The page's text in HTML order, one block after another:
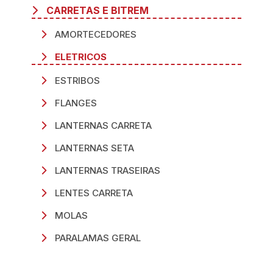
CARRETAS E BITREM
AMORTECEDORES
ELETRICOS
ESTRIBOS
FLANGES
LANTERNAS CARRETA
LANTERNAS SETA
LANTERNAS TRASEIRAS
LENTES CARRETA
MOLAS
PARALAMAS GERAL